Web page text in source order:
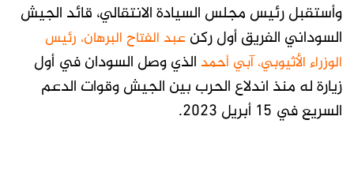
وأستقبل رئيس مجلس السيادة الانتقالي، قائد الجيش
السوداني الفريق أول ركن عبد الفتاح البرهان، رئيس
الوزراء الأثيوبي، آبي أحمد الذي وصل السودان في أول
زيارة له منذ اندلاع الحرب بين الجيش وقوات الدعم
السريع في 15 أبريل 2023.